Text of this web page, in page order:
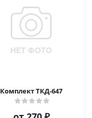
Комплект ТКД-647